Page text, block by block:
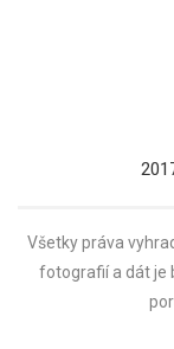
Všetky práva
fotografií a dát je